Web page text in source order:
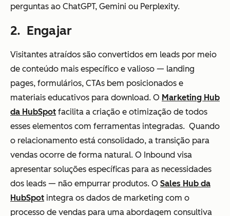
perguntas ao ChatGPT, Gemini ou Perplexity.
2. Engajar
Visitantes atraídos são convertidos em leads por meio
de conteúdo mais específico e valioso — landing
pages, formulários, CTAs bem posicionados e
materiais educativos para download. O Marketing Hub
da HubSpot facilita a criação e otimização de todos
esses elementos com ferramentas integradas. Quando
o relacionamento está consolidado, a transição para
vendas ocorre de forma natural. O Inbound visa
apresentar soluções específicas para as necessidades
dos leads — não empurrar produtos. O Sales Hub da
HubSpot integra os dados de marketing com o
processo de vendas para uma abordagem consultiva